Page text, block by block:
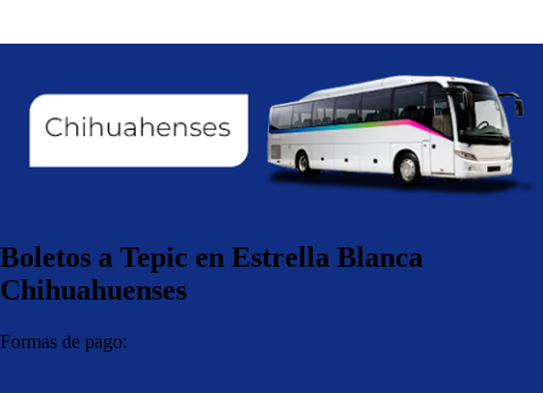
Boletos a Tepic en Estrella Blanca
Chihuahuenses
Formas de pago: